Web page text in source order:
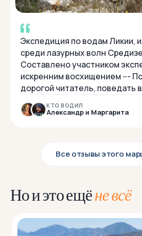
Экспедиция по водам Ликии,
среди лазурных волн
Составлено участником
искренним восхищением ---
дорогой читатель, поведать
восхитите...
КТО ВОДИЛ
Александр и Маргарита
Все отзывы этого
Но и это ещёне всё